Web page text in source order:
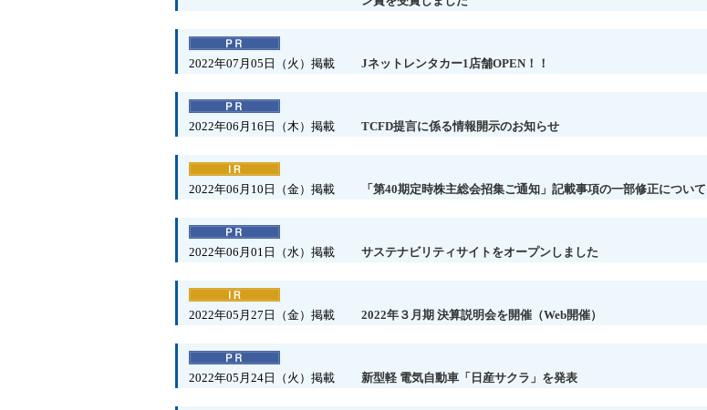
2022年07月05日（火）掲載 Jネットレンタカー1店舗OPEN！！
2022年06月16日（木）掲載 TCFD提言に係る情報開示のお知らせ
2022年06月10日（金）掲載 「第40期定時株主総会招集ご通知」記載事項の一部修正について
2022年06月01日（水）掲載 サステナビリティサイトをオープンしました
2022年05月27日（金）掲載 2022年３月期 決算説明会を開催（Web開催）
2022年05月24日（火）掲載 新型軽 電気自動車「日産サクラ」を発表